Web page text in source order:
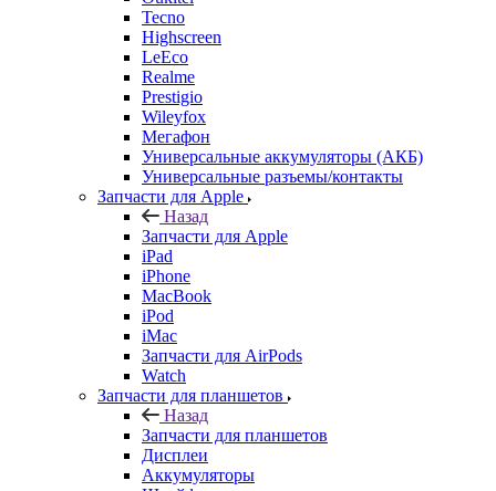
Wileyfox
Мегафон
Универсальные аккумуляторы (АКБ)
Универсальные разъемы/контакты
Запчасти для Apple
Назад
Запчасти для Apple
iPad
iPhone
MacBook
iPod
iMac
Запчасти для AirPods
Watch
Запчасти для планшетов
Назад
Запчасти для планшетов
Дисплеи
Аккумуляторы
Шлейфы
Тачскрины
Корпуса (задние крышки)
Explay
Acer
ASUS